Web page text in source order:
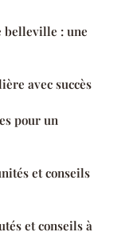
belleville : une
avec succès
pour un
et conseils
et conseils à